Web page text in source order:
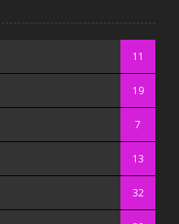
11
19
7
13
32